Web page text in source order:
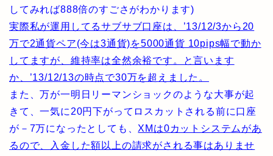
してみれば888倍のすごさがわかります)
実際私が運用してるサブサブ口座は、’13/12/3から20
万で2通貨ペア(今は3通貨)を5000通貨 10pips幅で動か
してますが、維持率は全然余裕です。と言います
か、’13/12/13の時点で30万を超えました。
また、万が一明日リーマンショックのような大事が起
きて、一気に20円下がってロスカットされる前に口座
が－7万になったとしても、 XMは0カットシステムがあ
るので、入金した額以上の請求がされる事はありませ